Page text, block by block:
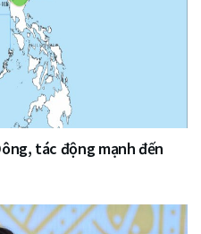
tác động mạnh đến